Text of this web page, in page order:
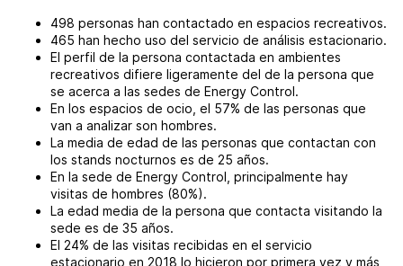
498 personas han contactado en espacios recreativos.
465 han hecho uso del servicio de análisis estacionario.
El perfil de la persona contactada en ambientes
recreativos difiere ligeramente del de la persona que
se acerca a las sedes de Energy Control.
En los espacios de ocio, el 57% de las personas que
van a analizar son hombres.
La media de edad de las personas que contactan con
los stands nocturnos es de 25 años.
En la sede de Energy Control, principalmente hay
visitas de hombres (80%).
La edad media de la persona que contacta visitando la
sede es de 35 años.
El 24% de las visitas recibidas en el servicio
estacionario en 2018 lo hicieron por primera vez y más